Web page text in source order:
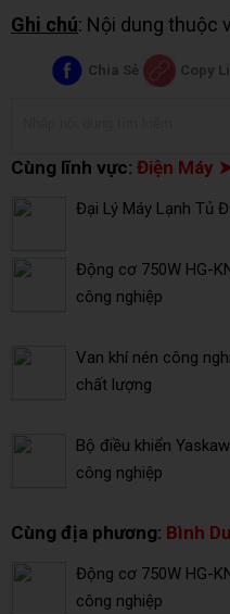
Ghi chú: Nội dung thuộc
Chia Sẻ Copy
Cùng lĩnh vực: Điện Máy
Đại Lý Máy Lạnh Tủ
Động cơ 750W HG-
công nghiệp
Van khí nén công
chất lượng
Bộ điều khiển
công nghiệp
Cùng địa phương: Bình
Động cơ 750W HG-
công nghiệp